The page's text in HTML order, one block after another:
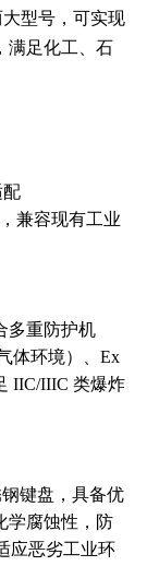
型号，可实现
满足化工、石
兼容现有工业
多重防护机
体环境）、 Ex
IIC/IIIC 类爆炸
键盘，具备优
学腐蚀性，防
应恶劣工业环